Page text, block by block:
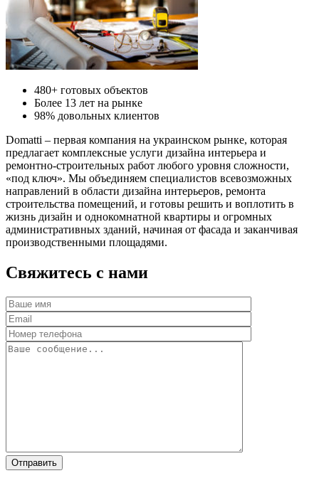
480+ готовых объектов
Более 13 лет на рынке
98% довольных клиентов
Domatti – первая компания на украинском рынке, которая
предлагает комплексные услуги дизайна интерьера и
ремонтно-строительных работ любого уровня сложности,
«под ключ». Мы объединяем специалистов всевозможных
направлений в области дизайна интерьеров, ремонта
строительства помещений, и готовы решить и воплотить в
жизнь дизайн и однокомнатной квартиры и огромных
административных зданий, начиная от фасада и заканчивая
производственными площадями.
Свяжитесь с нами